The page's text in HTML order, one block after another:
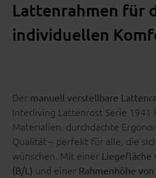
Lattenrahmen für
individuellen
Der manuell verstellbare
Interliving Lattenrost Serie
Materialien, durchdachte
Qualität – perfekt für alle, die
wünschen. Mit einer Liegefläche
(B/L) und einer Rahmenhöhe von